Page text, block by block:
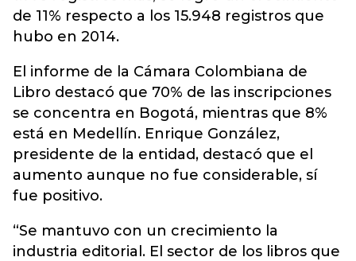
de 11% respecto a los 15.948 registros que
hubo en 2014.
El informe de la Cámara Colombiana de
Libro destacó que 70% de las inscripciones
se concentra en Bogotá, mientras que 8%
está en Medellín. Enrique González,
presidente de la entidad, destacó que el
aumento aunque no fue considerable, sí
fue positivo.
“Se mantuvo con un crecimiento la
industria editorial. El sector de los libros que